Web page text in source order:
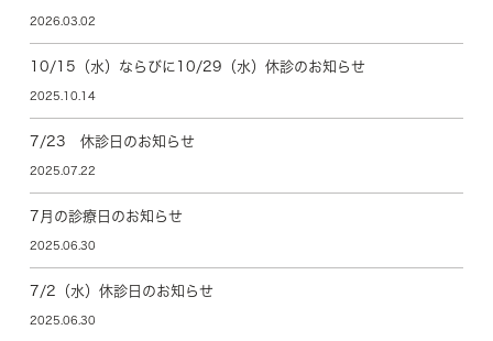
2026.03.02
10/15（水）ならびに10/29（水）休診のお知らせ
2025.10.14
7/23 休診日のお知らせ
2025.07.22
7月の診療日のお知らせ
2025.06.30
7/2（水）休診日のお知らせ
2025.06.30